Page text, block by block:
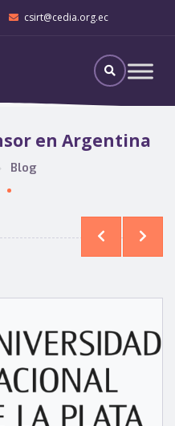
csirt@cedia.org.ec
en Argentina
Blog